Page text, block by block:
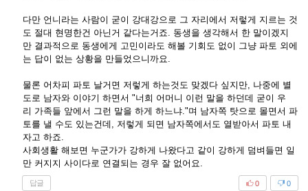
다만 언니라는 사람이 굳이 강대강으로 그 자리에서 저렇게 지르는 것
도 절대 현명한건 아닌거 같다는거죠. 동생을 생각해서 한 말이겠지
만 결과적으로 동생에게 고민이라도 해볼 기회도 없이 그냥 파토 외에
는 답이 없는 상황을 만들었으니까요.
물론 어차피 파토 날거면 저렇게 하는것도 맞겠다 싶지만, 나중에 별
도로 남자와 이야기 하면서 "너희 어머니 이런 말을 하던데 굳이 우
리 가족들 앞에서 그런 말을 하게 하느냐."며 남자쪽 탓으로 몰면서 파
토를 낼 수도 있는건데, 저렇게 되면 남자쪽에서도 열받아서 파토 내
자고 하죠.
사회생활 해보면 누군가가 강하게 나왔다고 같이 강하게 덤벼들면 일
만 커지지 사이다로 연결되는 경우 잘 없어요.
답글 0
0